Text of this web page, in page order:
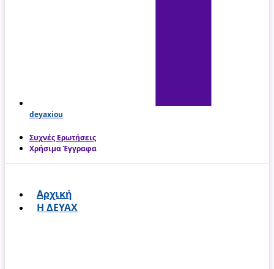
deyaxiou
Συχνές Ερωτήσεις
Χρήσιμα Έγγραφα
Αρχική
Η ΔΕΥΑΧ